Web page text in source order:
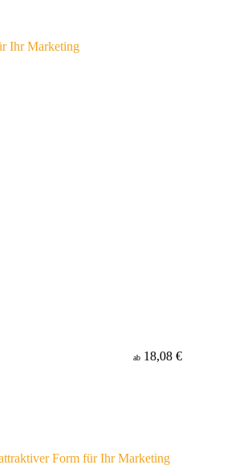
ab 18,08 €
Form für Ihr Marketing